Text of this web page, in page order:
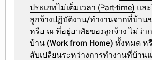
ประเภทไม่เต็มเวลา (Part-time) แล
ลูกจ้างปฏิบัติงาน/ทำงานจากที่บ้าน
หรือ ณ ที่อยู่อาศัยของลูกจ้าง ไม่ว่า
บ้าน (Work from Home)ทั้งหมด ห
สับเปลี่ยนระหว่างการทำงานที่บ้าน